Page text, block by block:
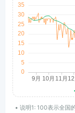
• 说明1: 100表示全国